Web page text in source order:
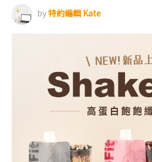
by特約編輯 Kate